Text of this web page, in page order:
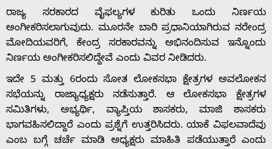
About
Us
Advertise
With
ರಾಜ್ಯ ಸರಕಾರದ ವೈಫಲ್ಯಗಳ ಕುರಿತು ಒಂದು ನಿರ್ಣಯ
ಅಂಗೀಕರಿಸಲಾಗುವುದು. ಮೂರನೇ ಬಾರಿ ಪ್ರಧಾನಿಯಾಗಿರುವ ನರೇಂದ್ರ
ಮೋದಿಯವರಿಗೆ, ಕೇಂದ್ರ ಸರಕಾರವನ್ನು ಅಭಿನಂದಿಸುವ ಇನ್ನೊಂದು
ನಿರ್ಣಯ ಅಂಗೀಕರಿಸಲಿದ್ದೇವೆ ಎಂದು ವಿವರ ನೀಡಿದರು.
ಇದೇ 5 ಮತ್ತು 6ರಂದು ಸೋತ ಲೋಕಸಭಾ ಕ್ಷೇತ್ರಗಳ ಅವಲೋಕನ
ಸಭೆಯನ್ನು ರಾಜ್ಯಾಧ್ಯಕ್ಷರು ನಡೆಸುತ್ತಾರೆ. ಆ ಲೋಕಸಭಾ ಕ್ಷೇತ್ರಗಳ
ಸಮಿತಿಗಳು, ಅಭ್ಯರ್ಥಿ, ವ್ಯಾಪ್ತಿಯ ಶಾಸಕರು, ಮಾಜಿ ಶಾಸಕರು
ಭಾಗವಹಿಸಲಿದ್ದಾರೆ ಎಂದು ಪ್ರಶ್ನೆಗೆ ಉತ್ತರಿಸಿದರು. ಯಾಕೆ ವಿಫಲವಾದೆವು
ಎಂಬ ಬಗ್ಗೆ ಚರ್ಚೆ ಮಾಡಿ ಅಧ್ಯಕ್ಷರು ಮಾಹಿತಿ ಪಡೆಯುತ್ತಾರೆ ಎಂದು